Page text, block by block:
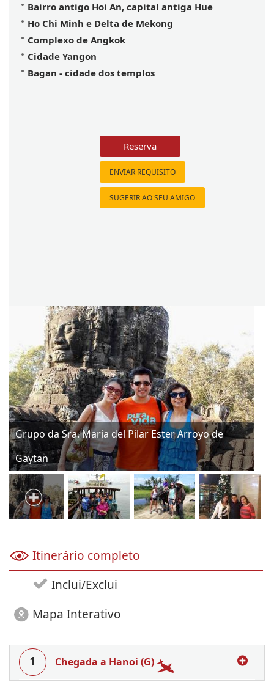
Bairro antigo Hoi An, capital antiga Hue
Ho Chi Minh e Delta de Mekong
Complexo de Angkok
Cidade Yangon
Bagan - cidade dos templos
Reserva
ENVIAR REQUISITO
SUGERIR AO SEU AMIGO
Pilar Ester Arroyo de
Grupo da Sra. Melina
Itinerário completo
Inclui/Exclui
Mapa Interativo
1 Chegada a Hanoi (G)